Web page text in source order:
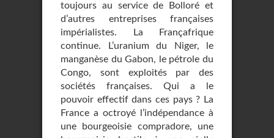
toujours au service de Bolloré et
d’autres entreprises françaises
impérialistes. La Françafrique
continue. L’uranium du Niger, le
manganèse du Gabon, le pétrole du
Congo, sont exploités par des
sociétés françaises. Qui a le
pouvoir effectif dans ces pays ? La
France a octroyé l’indépendance à
une bourgeoisie compradore, une